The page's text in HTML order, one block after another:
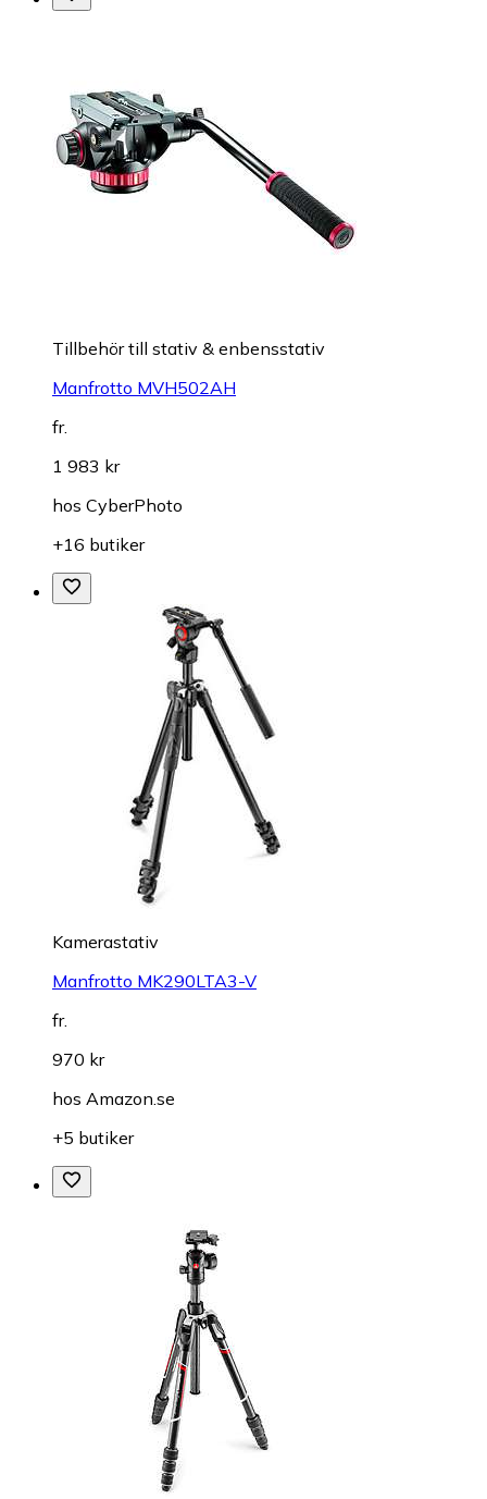
Tillbehör till stativ & enbensstativ
Manfrotto MVH502AH
fr.
1 983 kr
hos CyberPhoto
+16 butiker
Kamerastativ
Manfrotto MK290LTA3-V
fr.
970 kr
hos Amazon.se
+5 butiker